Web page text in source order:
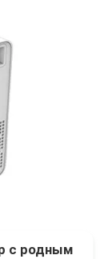
с родным